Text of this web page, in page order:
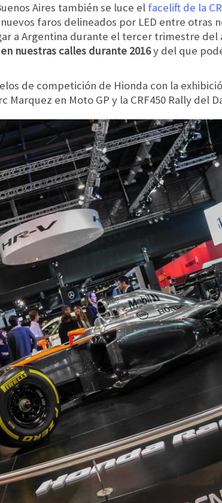
Aires también se luce el facelift de la
faros delineados por LED entre otras
a Argentina durante el tercer trimestre del
nuestras calles durante 2016y del que
de competición de Hionda con la
Marquez en Moto GP y la CRF450 Rally del